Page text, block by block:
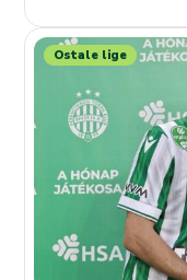
Ostale lige